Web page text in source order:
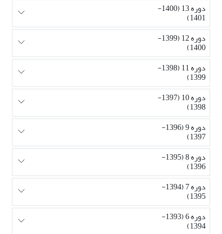
دوره 13 (1400-
1401)
دوره 12 (1399-
1400)
دوره 11 (1398-
1399)
دوره 10 (1397-
1398)
دوره 9 (1396-
1397)
دوره 8 (1395-
1396)
دوره 7 (1394-
1395)
دوره 6 (1393-
1394)